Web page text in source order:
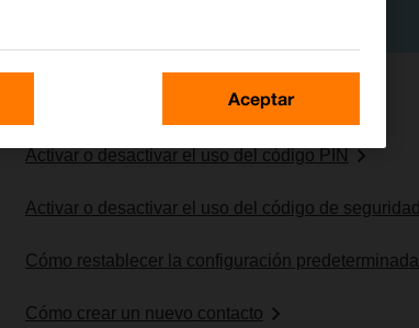
Activar o desactivar el uso del código PIN
Activar o desactivar el uso del código de seguridad
Cómo restablecer la configuración predeterminada
Cómo crear un nuevo contacto
Aceptar